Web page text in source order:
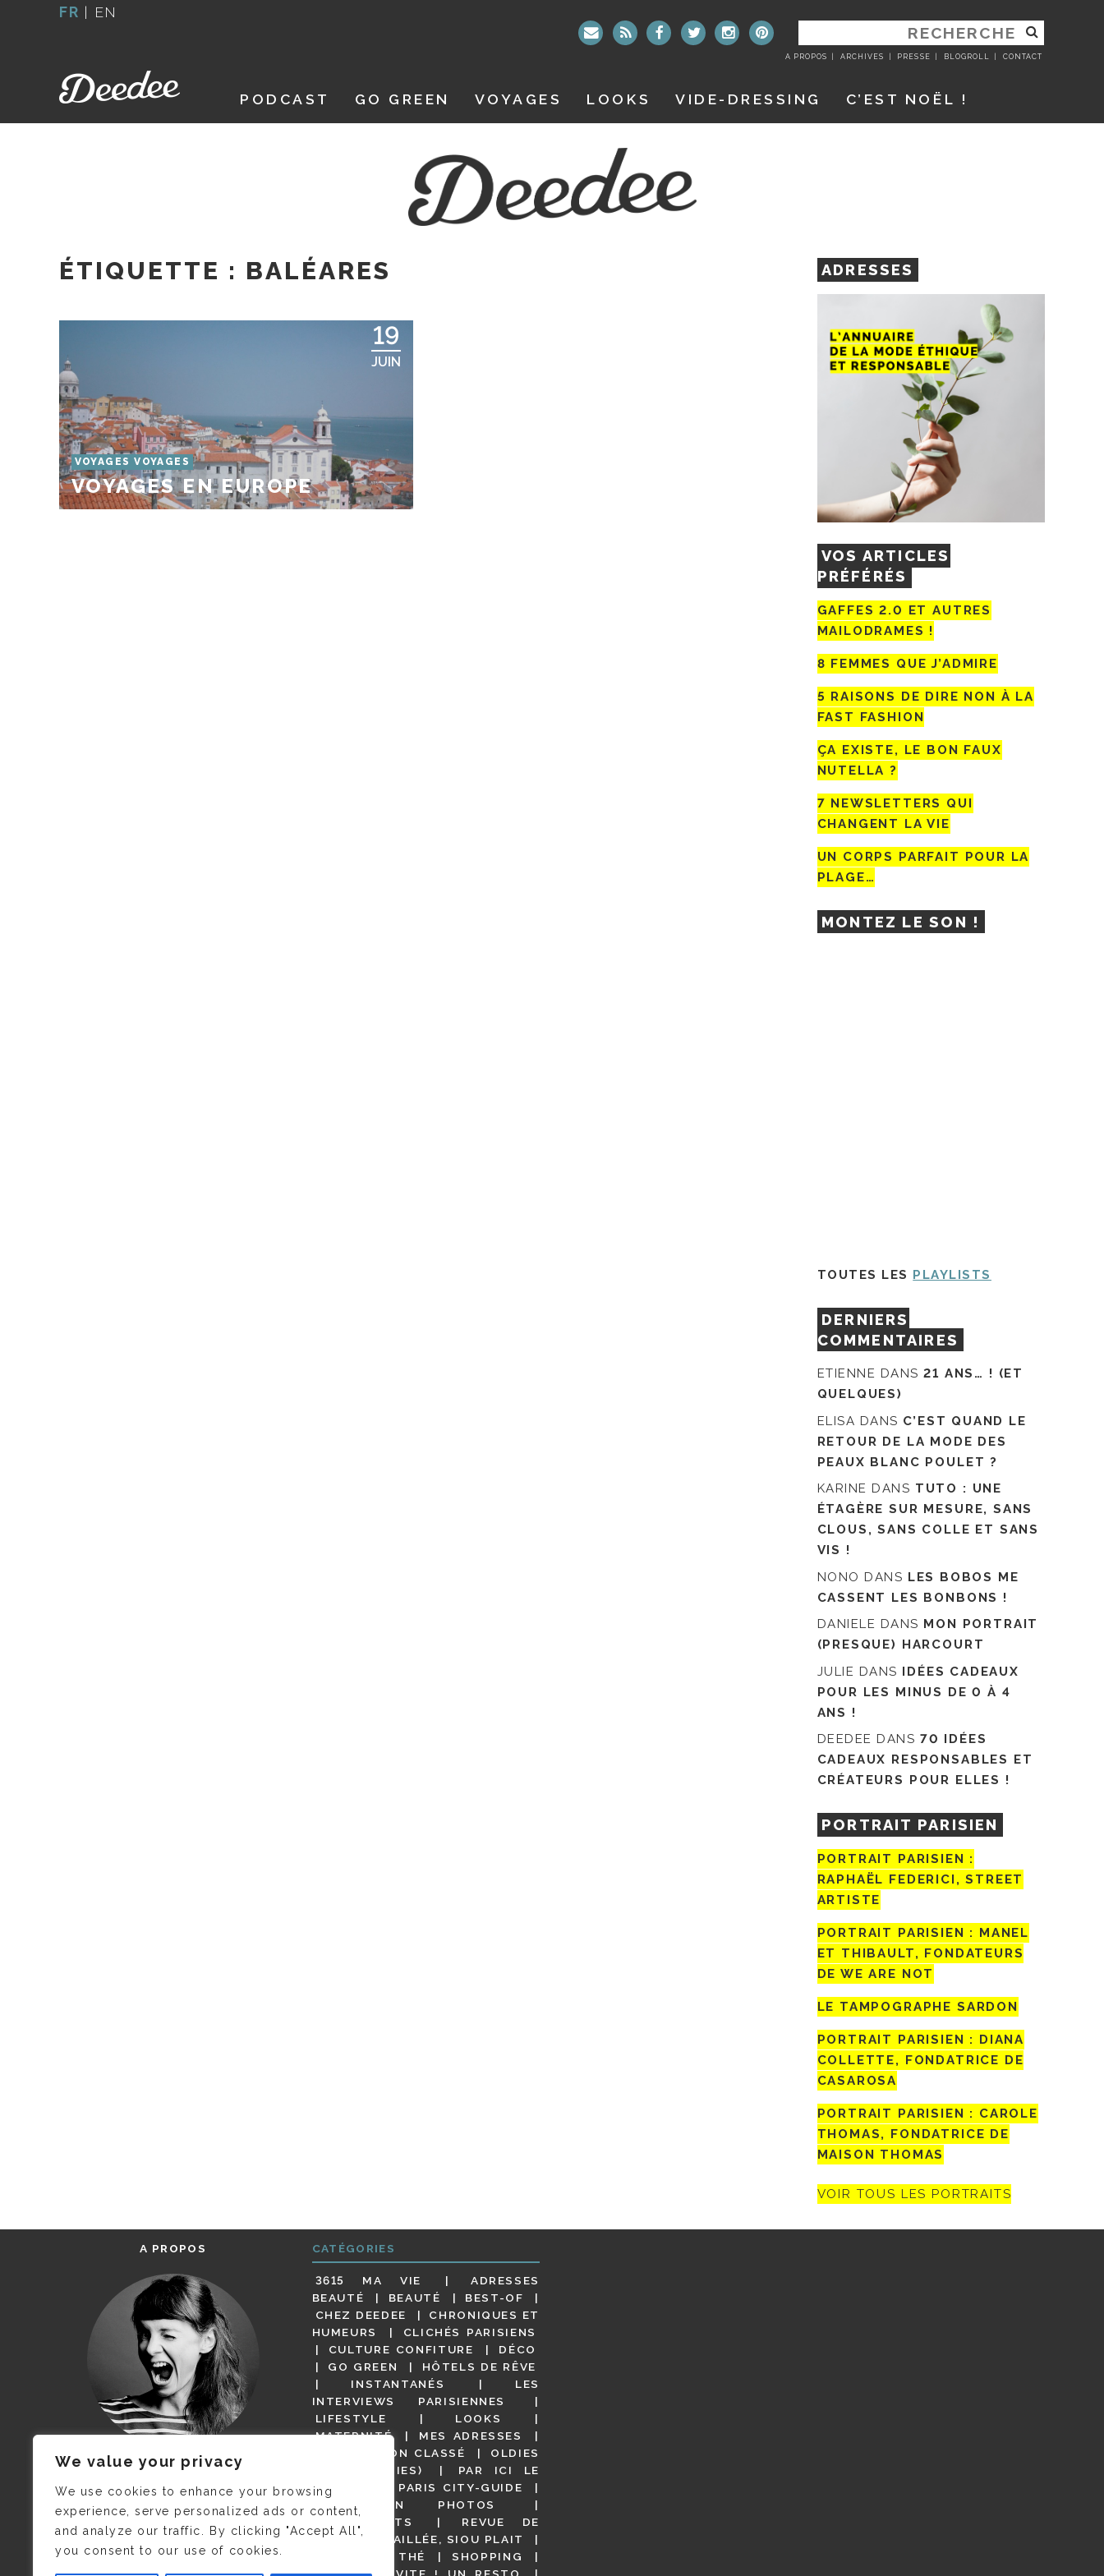
We value your privacy
We use cookies to enhance your browsing
experience, serve personalized ads or content,
and analyze our traffic. By clicking "Accept All",
you consent to our use of cookies.
FR | EN
RECHERCHER
:
A PROPOS ARCHIVES PRESSE BLOGROLL CONTACT
PODCAST GO GREEN VOYAGES LOOKS VIDE-DRESSING C’EST NOËL !
ÉTIQUETTE : BALÉARES
19
JUIN
VOYAGES VOYAGES
VOYAGES EN EUROPE
ADRESSES
VOS ARTICLES
PRÉFÉRÉS
GAFFES 2.0 ET AUTRES
MAILODRAMES !
8 FEMMES QUE J’ADMIRE
5 RAISONS DE DIRE NON À LA
FAST FASHION
ÇA EXISTE, LE BON FAUX
NUTELLA ?
7 NEWSLETTERS QUI
CHANGENT LA VIE
UN CORPS PARFAIT POUR LA
PLAGE…
MONTEZ LE SON !
TOUTES LES PLAYLISTS
DERNIERS
COMMENTAIRES
ETIENNE DANS21 ANS… ! (ET
QUELQUES)
ELISA DANS C’EST QUAND LE
RETOUR DE LA MODE DES
PEAUX BLANC POULET ?
KARINE DANS TUTO : UNE
ÉTAGÈRE SUR MESURE, SANS
CLOUS, SANS COLLE ET SANS
VIS !
NONO DANS LES BOBOS ME
CASSENT LES BONBONS !
DANIELE DANS MON PORTRAIT
(PRESQUE) HARCOURT
JULIE DANS IDÉES CADEAUX
POUR LES MINUS DE 0 À 4
ANS !
DEEDEE DANS 70 IDÉES
CADEAUX RESPONSABLES ET
CRÉATEURS POUR ELLES !
PORTRAIT PARISIEN
PORTRAIT PARISIEN :
RAPHAËL FEDERICI, STREET
ARTISTE
PORTRAIT PARISIEN : MANEL
ET THIBAULT, FONDATEURS
DE WE ARE NOT
LE TAMPOGRAPHE SARDON
PORTRAIT PARISIEN : DIANA
COLLETTE, FONDATRICE DE
CASAROSA
PORTRAIT PARISIEN : CAROLE
THOMAS, FONDATRICE DE
MAISON THOMAS
VOIR TOUS LES PORTRAITS
A PROPOS
JE M’APPELLE DELPHINE MAIS
C’EST ©CAMILLE COLLIN QUI A
PRIS CETTE PHOTO !
CATÉGORIES
3615 MA VIE
ADRESSES
BEAUTÉ
BEAUTÉ
BEST-OF
CHEZ DEEDEE
CHRONIQUES ET
HUMEURS
CLICHÉS PARISIENS
CULTURE CONFITURE
DÉCO
GO GREEN
HÔTELS DE RÊVE
INSTANTANÉS
LES
INTERVIEWS PARISIENNES
LIFESTYLE
LOOKS
MATERNITÉ
MES ADRESSES
NON CLASSÉ
OLDIES
(BUT GOODIES)
PAR ICI LE
MAGOT !
PARIS CITY-GUIDE
PARIS EN PHOTOS
RESTAURANTS
REVUE DE
PRESSE DÉTAILLÉE, SIOU PLAIT
SALONS DE THÉ
SHOPPING
VIDÉOS
VITE ! UN RESTO